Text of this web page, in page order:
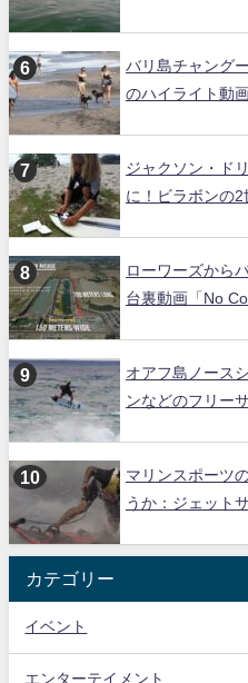
バリ島チャング
のハイライト動
ジャクソン・ド
に！ビラボンの
ローワーズから
台裏動画「No
オアフ島ノース
ンなどのフリー
マリンスポーツ
うか：ジェット
カテゴリー
イベント
エンターテイメント